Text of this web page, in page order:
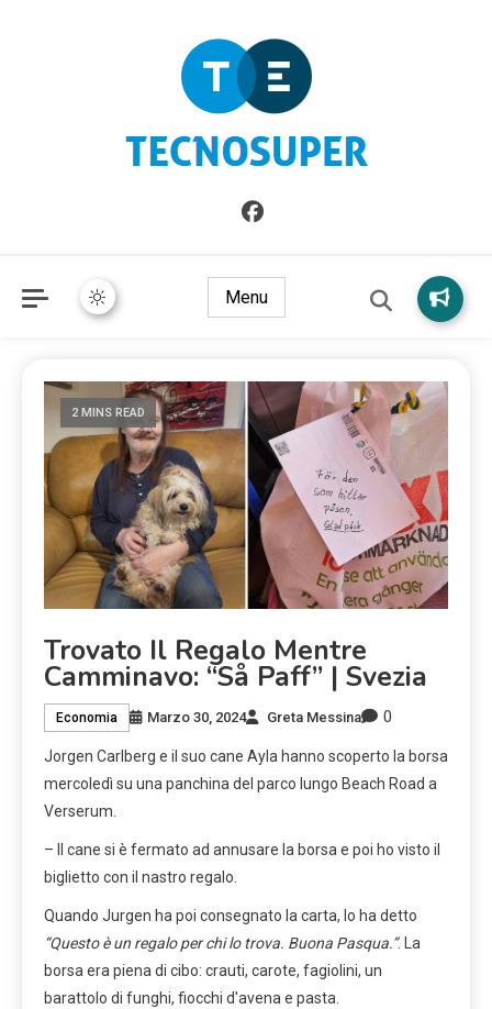
TecnoSuper.net
Informazioni sull'Italia. Seleziona gli argomenti di cui vuoi
saperne di più
Menu
2 MINS READ
Trovato Il Regalo Mentre
Camminavo: “Så Paff” | Svezia
Economia Marzo 30, 2024 Greta Messina 0
Jorgen Carlberg e il suo cane Ayla hanno scoperto la borsa
mercoledì su una panchina del parco lungo Beach Road a
Verserum.
– Il cane si è fermato ad annusare la borsa e poi ho visto il
biglietto con il nastro regalo.
Quando Jurgen ha poi consegnato la carta, lo ha detto
“Questo è un regalo per chi lo trova. Buona Pasqua.”. La
borsa era piena di cibo: crauti, carote, fagiolini, un
barattolo di funghi, fiocchi d'avena e pasta.